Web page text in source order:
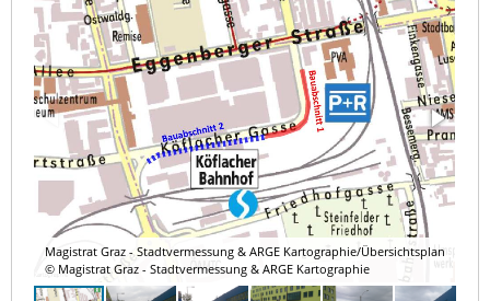
Magistrat Graz - Stadtvermessung & ARGE Kartographie/Übersichtsplan
© Magistrat Graz - Stadtvermessung & ARGE Kartographie